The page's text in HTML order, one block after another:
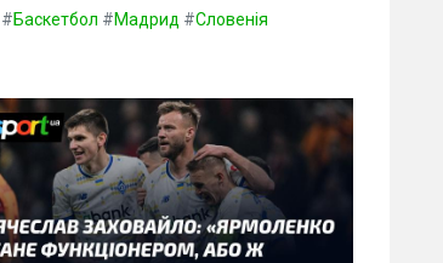
#Баскетбол #Мадрид #Словенія